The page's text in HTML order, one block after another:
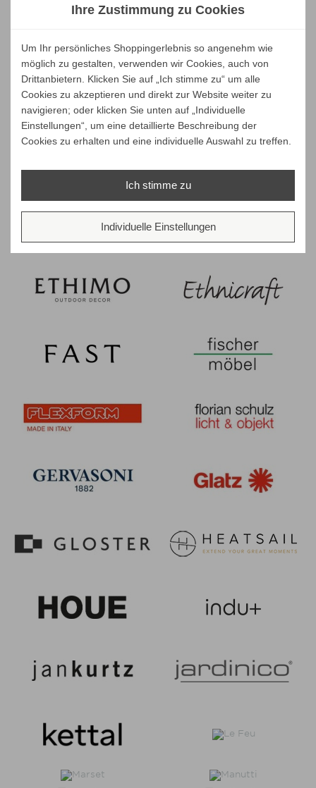
Ihre Zustimmung zu Cookies
Um Ihr persönliches Shoppingerlebnis so angenehm wie
möglich zu gestalten, verwenden wir Cookies, auch von
Drittanbietern. Klicken Sie auf „Ich stimme zu“ um alle
Cookies zu akzeptieren und direkt zur Website weiter zu
navigieren; oder klicken Sie unten auf „Individuelle
Einstellungen“, um eine detaillierte Beschreibung der
Cookies zu erhalten und eine individuelle Auswahl zu treffen.
Ich stimme zu
Individuelle Einstellungen